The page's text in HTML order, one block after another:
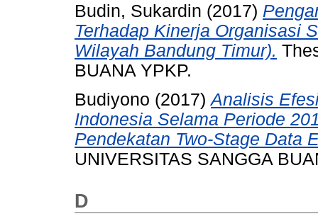
Budin, Sukardin (2017)
Terhadap Kinerja Organisasi
Wilayah Bandung Timur).
BUANA YPKP.
Budiyono (2017)Analisis
Indonesia Selama Periode
Pendekatan Two-Stage Data
UNIVERSITAS SANGGA
D